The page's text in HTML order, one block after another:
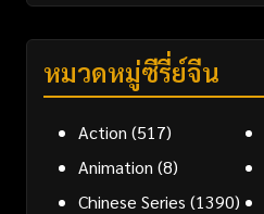
หมวดหมู่ซีรี่ย์จีน
Action (517)
Animation (8)
Chinese Series (1390)